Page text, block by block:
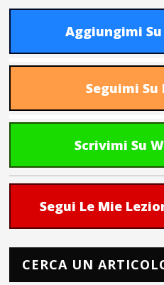
Aggiungimi
Seguimi
Scrivimi Su
Segui Le Mie
CERCA UN